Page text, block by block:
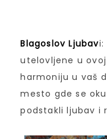
Blagoslov Ljubavi:
utelovljene u
harmoniju u vaš
mesto gde se
podstakli ljubav i